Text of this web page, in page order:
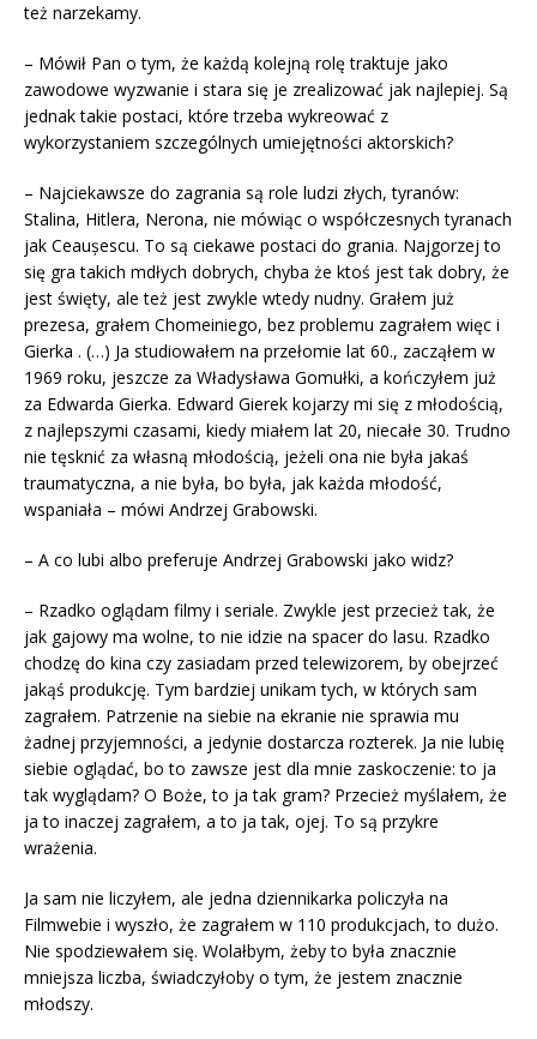
też narzekamy.
– Mówił Pan o tym, że każdą kolejną rolę traktuje jako
zawodowe wyzwanie i stara się je zrealizować jak najlepiej. Są
jednak takie postaci, które trzeba wykreować z
wykorzystaniem szczególnych umiejętności aktorskich?
– Najciekawsze do zagrania są role ludzi złych, tyranów:
Stalina, Hitlera, Nerona, nie mówiąc o współczesnych tyranach
jak Ceaușescu. To są ciekawe postaci do grania. Najgorzej to
się gra takich mdłych dobrych, chyba że ktoś jest tak dobry, że
jest święty, ale też jest zwykle wtedy nudny. Grałem już
prezesa, grałem Chomeiniego, bez problemu zagrałem więc i
Gierka . (…) Ja studiowałem na przełomie lat 60., zacząłem w
1969 roku, jeszcze za Władysława Gomułki, a kończyłem już
za Edwarda Gierka. Edward Gierek kojarzy mi się z młodością,
z najlepszymi czasami, kiedy miałem lat 20, niecałe 30. Trudno
nie tęsknić za własną młodością, jeżeli ona nie była jakaś
traumatyczna, a nie była, bo była, jak każda młodość,
wspaniała – mówi Andrzej Grabowski.
– A co lubi albo preferuje Andrzej Grabowski jako widz?
– Rzadko oglądam filmy i seriale. Zwykle jest przecież tak, że
jak gajowy ma wolne, to nie idzie na spacer do lasu. Rzadko
chodzę do kina czy zasiadam przed telewizorem, by obejrzeć
jakąś produkcję. Tym bardziej unikam tych, w których sam
zagrałem. Patrzenie na siebie na ekranie nie sprawia mu
żadnej przyjemności, a jedynie dostarcza rozterek. Ja nie lubię
siebie oglądać, bo to zawsze jest dla mnie zaskoczenie: to ja
tak wyglądam? O Boże, to ja tak gram? Przecież myślałem, że
ja to inaczej zagrałem, a to ja tak, ojej. To są przykre
wrażenia.
Ja sam nie liczyłem, ale jedna dziennikarka policzyła na
Filmwebie i wyszło, że zagrałem w 110 produkcjach, to dużo.
Nie spodziewałem się. Wolałbym, żeby to była znacznie
mniejsza liczba, świadczyłoby o tym, że jestem znacznie
młodszy.